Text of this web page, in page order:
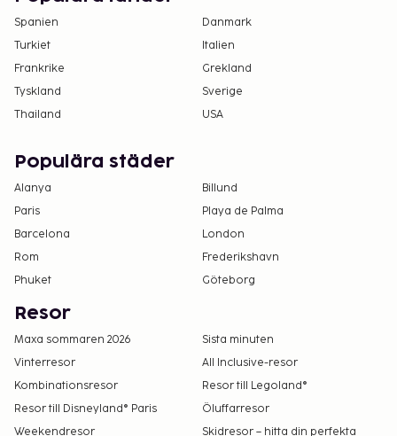
Spanien
Danmark
Turkiet
Italien
Frankrike
Grekland
Tyskland
Sverige
Thailand
USA
Populära städer
Alanya
Billund
Paris
Playa de Palma
Barcelona
London
Rom
Frederikshavn
Phuket
Göteborg
Resor
Maxa sommaren 2026
Sista minuten
Vinterresor
All Inclusive-resor
Kombinationsresor
Resor till Legoland®
Resor till Disneyland® Paris
Öluffarresor
Weekendresor
Skidresor – hitta din perfekta